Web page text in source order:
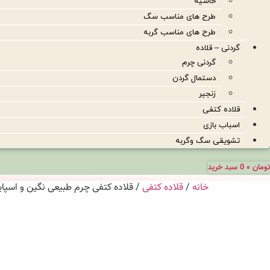
طرح های مناسب سگ
طرح های مناسب گربه
گردنی – قلاده
گردنی چرم
دستمال گردن
زنجیر
قلاده کتفی
اسباب بازی
تشویقی سگ وگربه
تومان 0 سبد خرید
خانه /قلاده کتفی / قلاده کتفی چرم طبیعی نگین و